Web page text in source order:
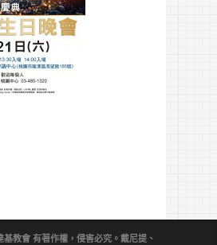
教會 有著作權，侵害必究。戴尼提、